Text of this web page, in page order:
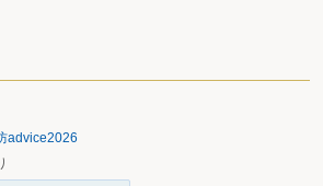
認められる、との見解を示した（このあたりの証券
ては後述する）。
取締役会で株式分割を決議した。分割比率は1対
生日は10月3日にそれぞれ設定された。8月8日は
る。効力発生日の10月3日は、通常の実務と比較し
のであるが、その背景には夢真HDによる買収を遅
る。
買付を開始した。買付価格は1株110円、買付予
advice2026